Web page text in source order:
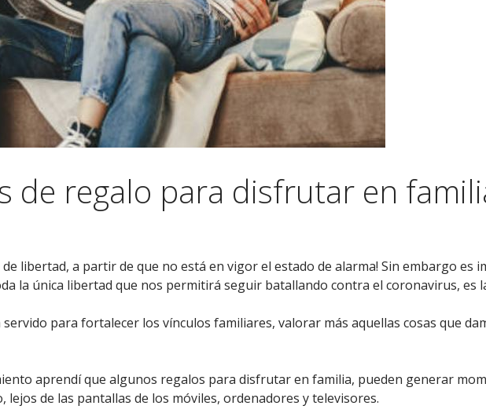
de regalo para disfrutar en
libertad, a partir de que no está en vigor el estado de alarma! Sin embargo es
la única libertad que nos permitirá seguir batallando contra el coronavirus, es
para fortalecer los vínculos familiares, valorar más aquellas cosas que
aprendí que algunos regalos para disfrutar en familia, pueden generar
de las pantallas de los móviles, ordenadores y televisores.